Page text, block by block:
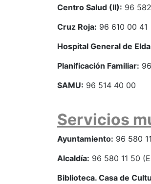
Centro Salud (II): 96
Cruz Roja: 96 610 00 41
Hospital General de
Planificación Familiar:
SAMU: 96 514 40 00
Servicios
Ayuntamiento: 96 580
Alcaldía: 96 580 11 50
Biblioteca. Casa de